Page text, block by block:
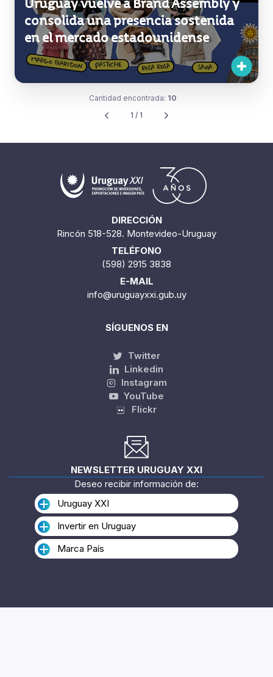
Exportaciones
Uruguay vuelve a Brand Assembly y
consolida una presencia sostenida
en el mercado estadounidense
Cantidad encontrada:10
1 / 1
DIRECCIÓN
TELÉFONO
E-MAIL
info@uruguayxxi.gub.uy
SÍGUENOS EN
Linkedin
Instagram
YouTube
Flickr
NEWSLETTER URUGUAY XXI
Deseo recibir información de: